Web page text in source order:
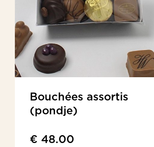
Bouchées assortis
(pondje)
€ 48.00